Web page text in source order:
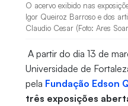
O acervo exibido nas
Igor Queiroz Barroso e dos
Claudio Cesar (Foto: Ares
A partir do dia 13 de
Universidade de
pela Fundação Edson
três exposições